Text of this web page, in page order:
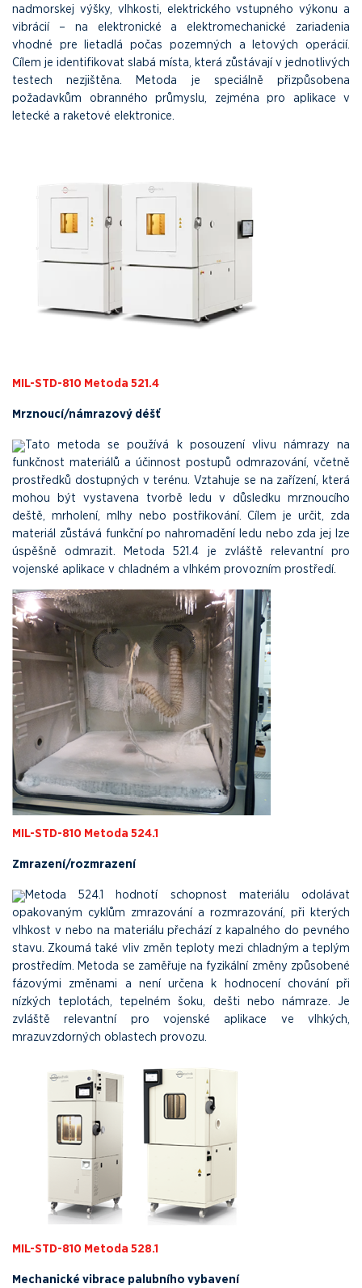
nadmorskej výšky, vlhkosti, elektrického vstupného výkonu a
vibrácií – na elektronické a elektromechanické zariadenia
vhodné pre lietadlá počas pozemných a letových operácií.
Cílem je identifikovat slabá místa, která zůstávají v jednotlivých
testech nezjištěna. Metoda je speciálně přizpůsobena
požadavkům obranného průmyslu, zejména pro aplikace v
letecké a raketové elektronice.
MIL-STD-810 Metoda 521.4
Mrznoucí/námrazový déšť
Tato metoda se používá k posouzení vlivu námrazy na
funkčnost materiálů a účinnost postupů odmrazování, včetně
prostředků dostupných v terénu. Vztahuje se na zařízení, která
mohou být vystavena tvorbě ledu v důsledku mrznoucího
deště, mrholení, mlhy nebo postřikování. Cílem je určit, zda
materiál zůstává funkční po nahromadění ledu nebo zda jej lze
úspěšně odmrazit. Metoda 521.4 je zvláště relevantní pro
vojenské aplikace v chladném a vlhkém provozním prostředí.
MIL-STD-810 Metoda 524.1
Zmrazení/rozmrazení
Metoda 524.1 hodnotí schopnost materiálu odolávat
opakovaným cyklům zmrazování a rozmrazování, při kterých
vlhkost v nebo na materiálu přechází z kapalného do pevného
stavu. Zkoumá také vliv změn teploty mezi chladným a teplým
prostředím. Metoda se zaměřuje na fyzikální změny způsobené
fázovými změnami a není určena k hodnocení chování při
nízkých teplotách, tepelném šoku, dešti nebo námraze. Je
zvláště relevantní pro vojenské aplikace ve vlhkých,
mrazuvzdorných oblastech provozu.
MIL-STD-810 Metoda 528.1
Mechanické vibrace palubního vybavení